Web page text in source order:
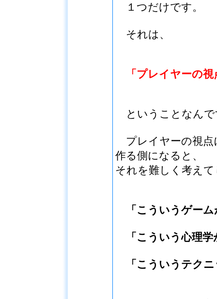
１つだけです。
それは、
「プレイヤーの視
ということなんで
プレイヤーの視点
作る側になると、
それを難しく考え
「こういうゲー
「こういう心理
「こういうテク